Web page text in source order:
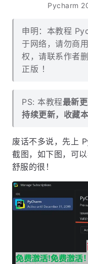
Pycharm
申明：本教程
于网络，请勿商
权，请联系作者
正版 ！
PS: 本教程最新
持续更新，收藏
废话不多说，先上
截图，如下图，可
舒服的很！